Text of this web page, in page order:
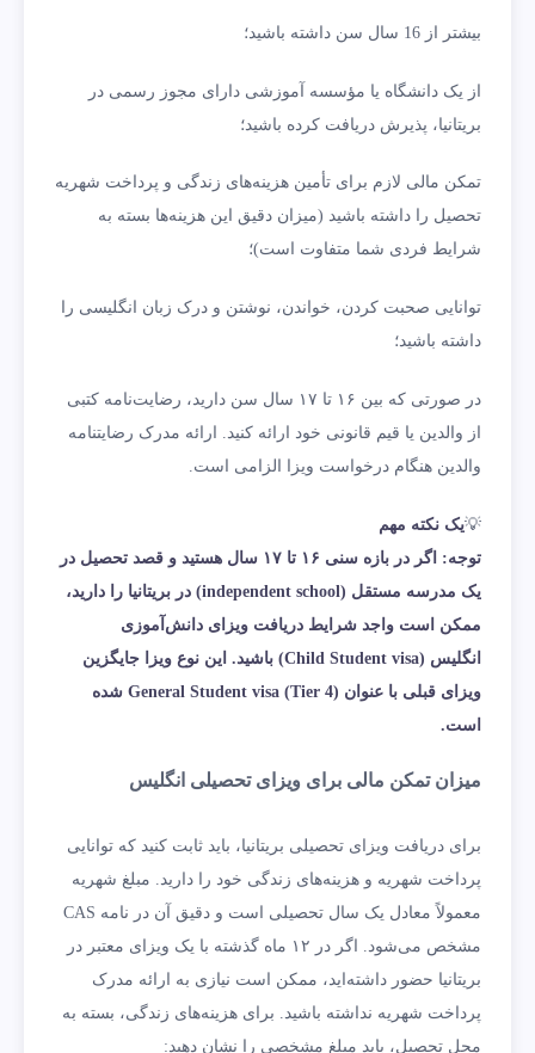
بیشتر از 16 سال سن داشته باشید؛
از یک دانشگاه یا مؤسسه آموزشی دارای مجوز رسمی در
بریتانیا، پذیرش دریافت کرده باشید؛
تمکن مالی لازم برای تأمین هزینه‌های زندگی و پرداخت شهریه
تحصیل را داشته باشید (میزان دقیق این هزینه‌ها بسته به
شرایط فردی شما متفاوت است)؛
توانایی صحبت کردن، خواندن، نوشتن و درک زبان انگلیسی را
داشته باشید؛
در صورتی که بین ۱۶ تا ۱۷ سال سن دارید، رضایت‌نامه کتبی
از والدین یا قیم قانونی خود ارائه کنید. ارائه مدرک رضایتنامه
والدین هنگام درخواست ویزا الزامی است.
💡یک نکته مهم
توجه: اگر در بازه سنی ۱۶ تا ۱۷ سال هستید و قصد تحصیل در
یک مدرسه مستقل (independent school) در بریتانیا را دارید،
ممکن است واجد شرایط دریافت ویزای دانش‌آموزی
انگلیس (Child Student visa) باشید. این نوع ویزا جایگزین
ویزای قبلی با عنوان (Tier 4) General Student visa شده
است.
میزان تمکن مالی برای ویزای تحصیلی انگلیس
برای دریافت ویزای تحصیلی بریتانیا، باید ثابت کنید که توانایی
پرداخت شهریه و هزینه‌های زندگی خود را دارید. مبلغ شهریه
معمولاً معادل یک سال تحصیلی است و دقیق آن در نامه CAS
مشخص می‌شود. اگر در ۱۲ ماه گذشته با یک ویزای معتبر در
بریتانیا حضور داشته‌اید، ممکن است نیازی به ارائه مدرک
پرداخت شهریه نداشته باشید. برای هزینه‌های زندگی، بسته به
محل تحصیل، باید مبلغ مشخصی را نشان دهید: